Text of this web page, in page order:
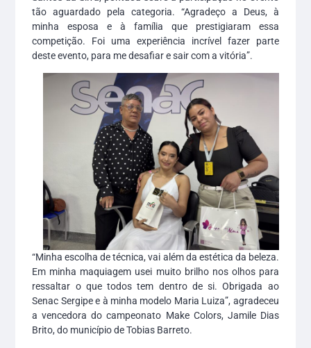
tão aguardado pela categoria. “Agradeço a Deus, à
minha esposa e à família que prestigiaram essa
competição. Foi uma experiência incrível fazer parte
deste evento, para me desafiar e sair com a vitória”.
“Minha escolha de técnica, vai além da estética da beleza.
Em minha maquiagem usei muito brilho nos olhos para
ressaltar o que todos tem dentro de si. Obrigada ao
Senac Sergipe e à minha modelo Maria Luiza”, agradeceu
a vencedora do campeonato Make Colors, Jamile Dias
Brito, do município de Tobias Barreto.